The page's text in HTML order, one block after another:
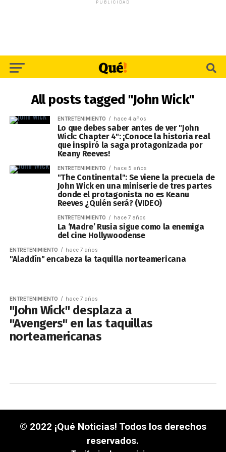
PUBLICIDAD
All posts tagged "John Wick"
ENTRETENIMIENTO hace 4 años
Lo que debes saber antes de ver "John
Wick: Chapter 4": ¡Conoce la historia real
que inspiró la saga protagonizada por
Keany Reeves!
ENTRETENIMIENTO hace 5 años
"The Continental": Se viene la precuela de
John Wick en una miniserie de tres partes
donde el protagonista no es Keanu
Reeves ¿Quién será? (VIDEO)
ENTRETENIMIENTO hace 7 años
La ‘Madre’ Rusia sigue como la enemiga
del cine Hollywoodense
ENTRETENIMIENTO hace 7 años
"Aladdín" encabeza la taquilla norteamericana
ENTRETENIMIENTO hace 7 años
"John Wick" desplaza a
"Avengers" en las taquillas
norteamericanas
© 2022 ¡Qué Noticias! Todos los derechos
reservados.